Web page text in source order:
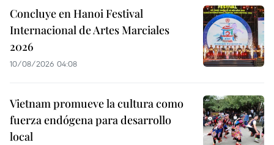
Concluye en Hanoi Festival
Internacional de Artes Marciales
2026
10/08/2026 04:08
Vietnam promueve la cultura como
fuerza endógena para desarrollo
local